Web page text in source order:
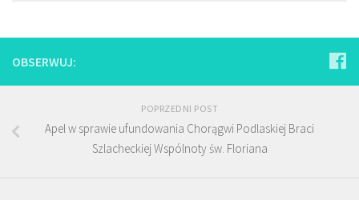
OBSERWUJ:
POPRZEDNI POST
Apel w sprawie ufundowania Chorągwi Podlaskiej Braci
Szlacheckiej Wspólnoty św. Floriana